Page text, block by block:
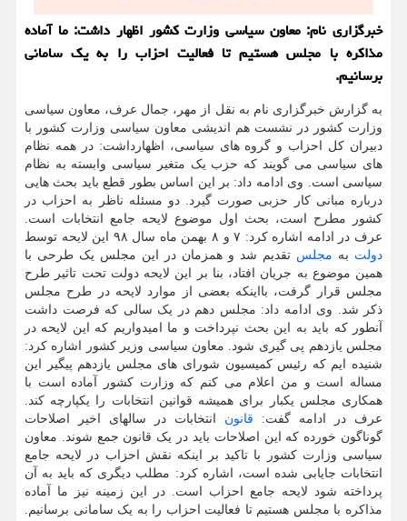
خبرگزاری نام: معاون سیاسی وزارت كشور اظهار داشت: ما آماده
مذاكره با مجلس هستیم تا فعالیت احزاب را به یك سامانی
برسانیم.
به گزارش خبرگزاری نام به نقل از مهر، جمال عرف، معاون سیاسی
وزارت کشور در نشست هم اندیشی معاون سیاسی وزارت کشور با
دبیران کل احزاب و گروه های سیاسی، اظهارداشت: در همه نظام
های سیاسی می گویند که حزب یک متغیر سیاسی وابسته به نظام
سیاسی است. وی ادامه داد: بر این اساس بطور قطع باید بحث هایی
درباره مبانی کار حزبی صورت گیرد. دو مسئله ناظر به احزاب در
کشور مطرح است، بحث اول موضوع لایحه جامع انتخابات است.
عرف در ادامه اشاره کرد: ۷ و ۸ بهمن ماه سال ۹۸ این لایحه توسط
دولت به مجلس تقدیم شد و همزمان در این مجلس یک طرحی با
همین موضوع به جریان افتاد، بنا بر این لایحه دولت تحت تاثیر طرح
مجلس قرار گرفت، بااینکه بعضی از موارد لایحه در طرح مجلس
ذکر شد. وی ادامه داد: مجلس دهم در یک سالی که فرصت داشت
آنطور که باید به این بحث نپرداخت و ما امیدواریم که این لایحه در
مجلس یازدهم پی گیری شود. معاون سیاسی وزیر کشور اشاره کرد:
شنیده ایم که رئیس کمیسیون شورای های مجلس یازدهم پیگیر این
مساله است و من اعلام می کنم که وزارت کشور آماده است با
همکاری مجلس یکبار برای همیشه قوانین انتخابات را یکپارچه کند.
عرف در ادامه گفت: قانون انتخابات در سالهای اخیر اصلاحات
گوناگون خورده که این اصلاحات باید در یک قانون جمع شوند. معاون
سیاسی وزارت کشور با تاکید بر اینکه نقش احزاب در لایحه جامع
انتخابات جایابی شده است، اشاره کرد: مطلب دیگری که باید به آن
پرداخته شود لایحه جامع احزاب است. در این زمینه نیز ما آماده
مذاکره با مجلس هستیم تا فعالیت احزاب را به یک سامانی برسانیم.